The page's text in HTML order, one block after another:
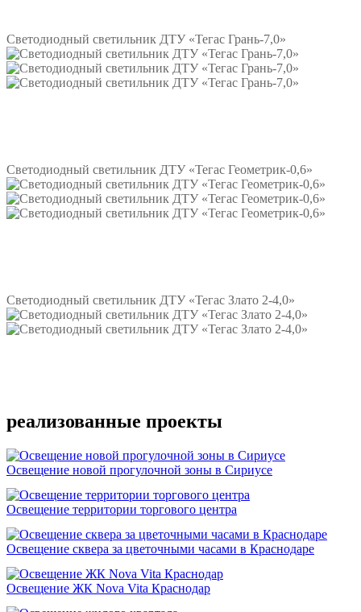
Светодиодный светильник ДТУ «Тегас Грань-7,0»
Светодиодный светильник ДТУ «Тегас Геометрик-0,6»
Светодиодный светильник ДТУ «Тегас Злато 2-4,0»
реализованные проекты
Освещение новой прогулочной зоны в Сириусе
Освещение территории торгового центра
Освещение сквера за цветочными часами в Краснодаре
Освещение ЖК Nova Vita Краснодар